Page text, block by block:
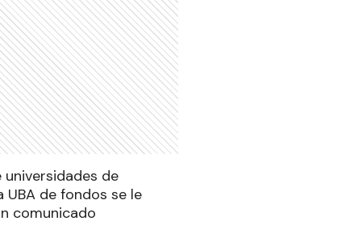
de
de fondos se le
comunicado